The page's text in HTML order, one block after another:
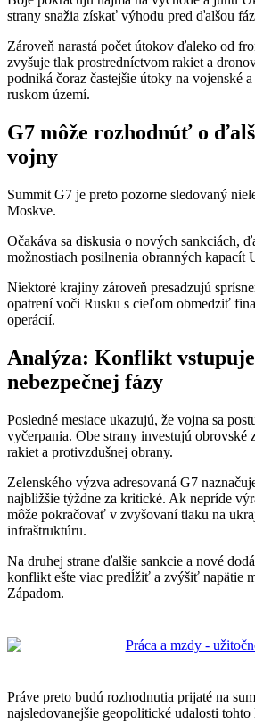
strany snažia získať výhodu pred ďalšou
Zároveň narastá počet útokov ďaleko od
zvyšuje tlak prostredníctvom rakiet a
podniká čoraz častejšie útoky na vojenské
ruskom území.
G7 môže rozhodnúť o
vojny
Summit G7 je preto pozorne sledovaný
Moskve.
Očakáva sa diskusia o nových sankciách,
možnostiach posilnenia obranných kapacít
Niektoré krajiny zároveň presadzujú
opatrení voči Rusku s cieľom obmedziť
operácií.
Analýza: Konflikt
nebezpečnej fázy
Posledné mesiace ukazujú, že vojna sa
vyčerpania. Obe strany investujú obrovské
rakiet a protivzdušnej obrany.
Zelenského výzva adresovaná G7
najbližšie týždne za kritické. Ak nepríde
môže pokračovať v zvyšovaní tlaku na
infraštruktúru.
Na druhej strane ďalšie sankcie a nové
konflikt ešte viac predĺžiť a zvýšiť napätie
Západom.
Práve preto budú rozhodnutia prijaté na
najsledovanejšie geopolitické udalosti tohto